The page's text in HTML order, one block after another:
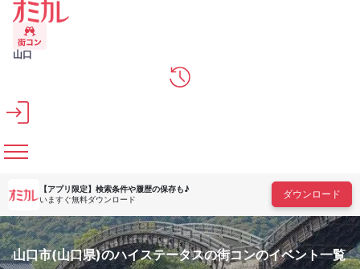
メインコンテンツへスキップ
山口
【アプリ限定】 検索条件や履歴の保存も♪
いますぐ無料ダウンロード
ダウンロード
山口市(山口県)のハイステータスの街コンのイベント一覧